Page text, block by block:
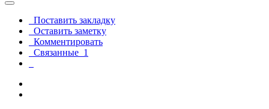
Поставить закладку
Оставить заметку
Комментировать
Связанные 1